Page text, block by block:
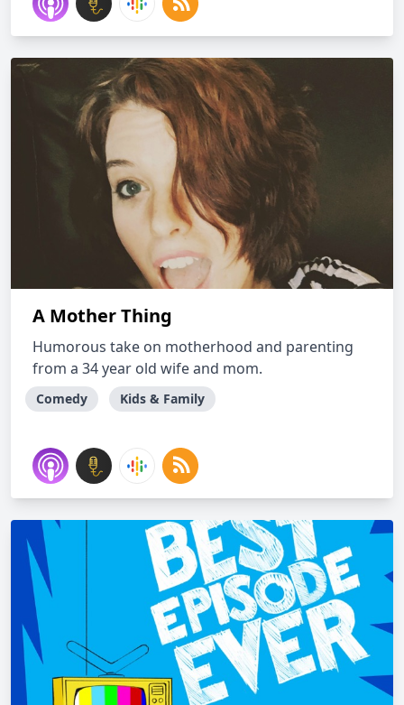
A Mother Thing
Humorous take on motherhood and parenting
from a 34 year old wife and mom.
Comedy Kids & Family